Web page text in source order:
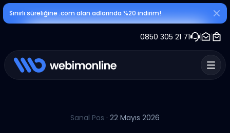
Sınırlı süreliğine .com alan adlarında %20 indirim!
0850 305 21 71
Sanal Pos · 22 Mayıs 2026